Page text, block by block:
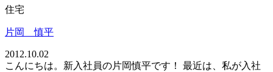
住宅
片岡 慎平
2012.10.02
こんにちは。新入社員の片岡慎平です！ 最近は、私が入社